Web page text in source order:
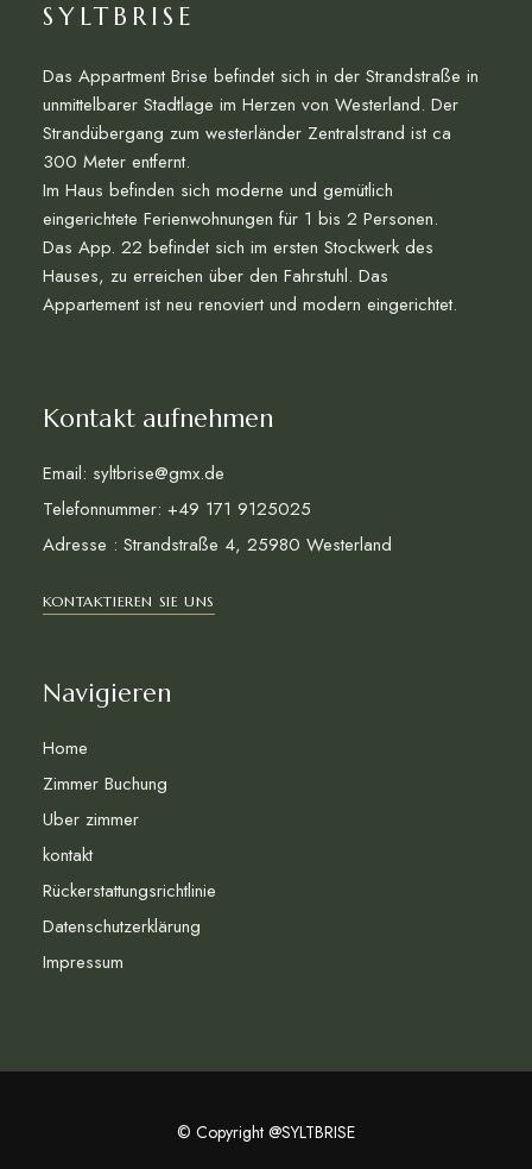
SYLTBRISE
Das Appartment Brise befindet sich in der Strandstraße in
unmittelbarer Stadtlage im Herzen von Westerland. Der
Strandübergang zum westerländer Zentralstrand ist ca
300 Meter entfernt.
Im Haus befinden sich moderne und gemütlich
eingerichtete Ferienwohnungen für 1 bis 2 Personen.
Das App. 22 befindet sich im ersten Stockwerk des
Hauses, zu erreichen über den Fahrstuhl. Das
Appartement ist neu renoviert und modern eingerichtet.
Kontakt aufnehmen
Email: syltbrise@gmx.de
Telefonnummer: +49 171 9125025
Adresse : Strandstraße 4, 25980 Westerland
KONTAKTIEREN SIE UNS
Navigieren
Home
Zimmer Buchung
Uber zimmer
kontakt
Rückerstattungsrichtlinie
Datenschutzerklärung
Impressum
© Copyright @SYLTBRISE